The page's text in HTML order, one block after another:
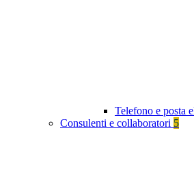
Telefono e posta
Consulenti e collaboratori 5